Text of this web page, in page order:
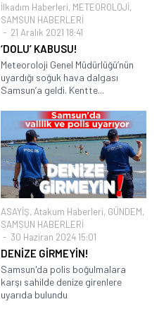
İlkadım Haberleri, METEOROLOJİ,
SAMSUN HABERLERİ
21 Aralık 2021 18:41
‘DOLU’ KABUSU!
Meteoroloji Genel Müdürlüğü’nün
uyardığı soğuk hava dalgası
Samsun’a geldi. Kentte...
ASAYİŞ, Atakum Haberleri, GÜNDEM,
SAMSUN HABERLERİ
30 Haziran 2024 15:01
DENİZE GİRMEYİN!
Samsun'da polis boğulmalara
karşı sahilde denize girenlere
uyarıda bulundu